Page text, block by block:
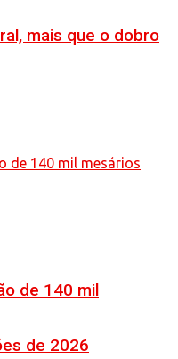
mais que o dobro
de 140 mil
de 2026